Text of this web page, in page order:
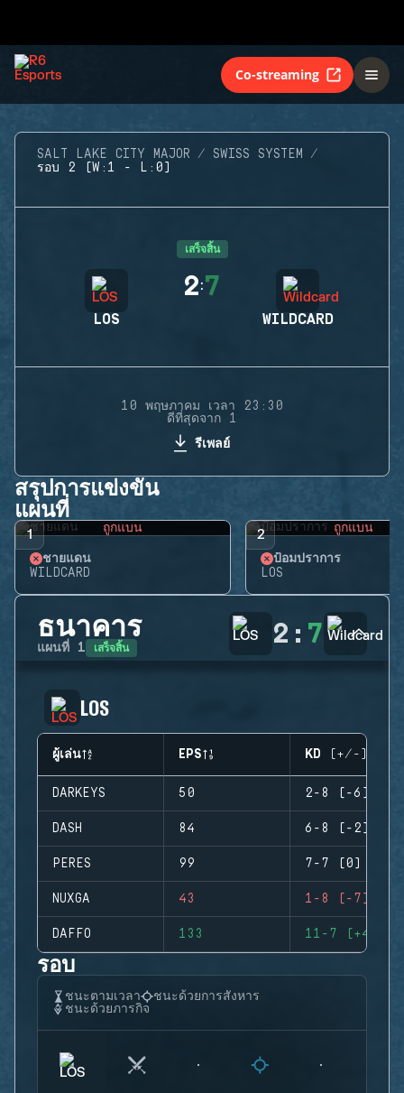
Co-streaming
SALT LAKE CITY MAJOR
SWISS SYSTEM
รอบ 2 (W:1 - L:0)
เสร็จสิ้น
LOS
2:7
WILDCARD
10 พฤษภาคม เวลา 23:30
ดีที่สุดจาก 1
รีเพลย์
สรุปการแข่งขัน
แผนที่
1 ถูกแบน
ชายแดน
WILDCARD
2 ถูกแบน
ป้อมปราการ
LOS
ธนาคาร
แผนที่ 1 เสร็จสิ้น 2 : 7
LOS
ผู้เล่น EPS KD (+/-)
DARKEYS 50 2-8 (-6)
DASH 84 6-8 (-2)
PERES 99 7-7 (0)
NUXGA 43 1-8 (-7)
DAFFO 133 11-7 (+4)
รอบ
ชนะตามเวลา
ชนะด้วยการสังหาร
ชนะด้วยภารกิจ